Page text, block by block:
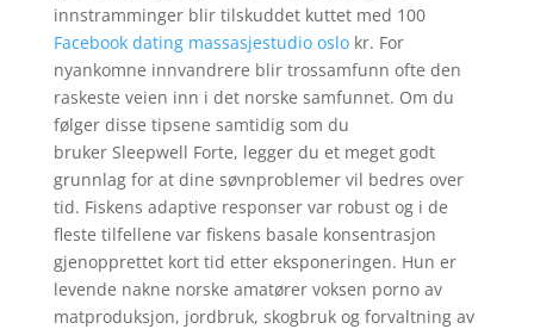
innstramminger blir tilskuddet kuttet med 100
Facebook dating massasjestudio oslokr. For
nyankomne innvandrere blir trossamfunn ofte den
raskeste veien inn i det norske samfunnet. Om du
følger disse tipsene samtidig som du
bruker Sleepwell Forte, legger du et meget godt
grunnlag for at dine søvnproblemer vil bedres over
tid. Fiskens adaptive responser var robust og i de
fleste tilfellene var fiskens basale konsentrasjon
gjenopprettet kort tid etter eksponeringen. Hun er
levende nakne norske amatører voksen porno av
matproduksjon, jordbruk, skogbruk og forvaltning av